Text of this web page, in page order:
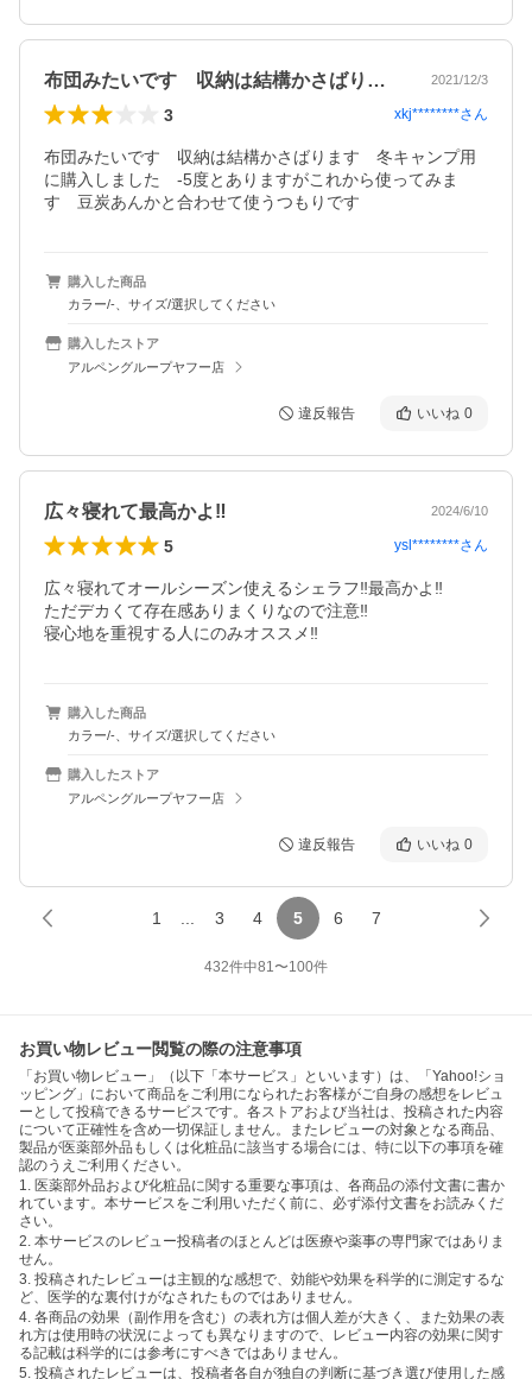
布団みたいです 収納は結構かさばります 2021/12/3
3 xkj********さん
布団みたいです　収納は結構かさばります　冬キャンプ用
に購入しました　-5度とありますがこれから使ってみま
す　豆炭あんかと合わせて使うつもりです
購入した商品
カラー/-、サイズ/選択してください
購入したストア
アルペングループヤフー店
違反報告 いいね 0
広々寝れて最高かよ‼︎ 2024/6/10
5 ysl********さん
広々寝れてオールシーズン使えるシェラフ‼︎最高かよ‼︎
ただデカくて存在感ありまくりなので注意‼︎
寝心地を重視する人にのみオススメ‼︎
購入した商品
カラー/-、サイズ/選択してください
購入したストア
アルペングループヤフー店
違反報告 いいね 0
1 3 4 5 6 7
432件中81〜100件
お買い物レビュー閲覧の際の注意事項
「お買い物レビュー」（以下「本サービス」といいます）は、「Yahoo!ショ
ッピング」において商品をご利用になられたお客様がご自身の感想をレビュ
ーとして投稿できるサービスです。各ストアおよび当社は、投稿された内容
について正確性を含め一切保証しません。またレビューの対象となる商品、
製品が医薬部外品もしくは化粧品に該当する場合には、特に以下の事項を確
認のうえご利用ください。
1. 医薬部外品および化粧品に関する重要な事項は、各商品の添付文書に書か
れています。本サービスをご利用いただく前に、必ず添付文書をお読みくだ
さい。
2. 本サービスのレビュー投稿者のほとんどは医療や薬事の専門家ではありま
せん。
3. 投稿されたレビューは主観的な感想で、効能や効果を科学的に測定するな
ど、医学的な裏付けがなされたものではありません。
4. 各商品の効果（副作用を含む）の表れ方は個人差が大きく、また効果の表
れ方は使用時の状況によっても異なりますので、レビュー内容の効果に関す
る記載は科学的には参考にすべきではありません。
5. 投稿されたレビューは、投稿者各自が独自の判断に基づき選び使用した感